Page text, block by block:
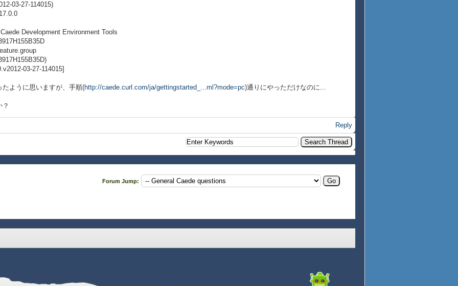
03-27-114015)
Development Environment Tools
03-27-114015]
ように思いますが、手順(http://caede.curl.com/ja/gettingstarted_...ml?mode=pc)通りにやっただけなのに...
Reply
Forum Jump: